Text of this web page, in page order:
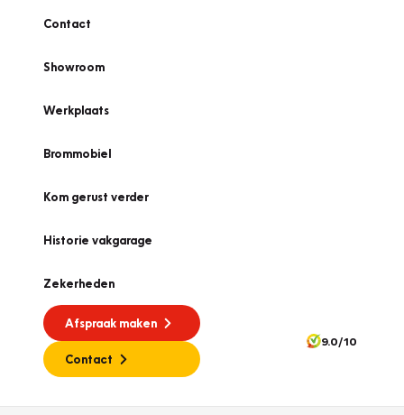
Contact
Showroom
Werkplaats
Brommobiel
Kom gerust verder
Historie vakgarage
Zekerheden
Afspraak maken
Contact
9.0/10